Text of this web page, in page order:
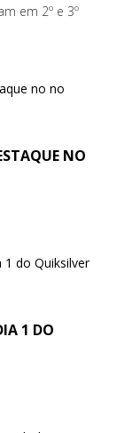
em 2º e 3º
NO
1 DO